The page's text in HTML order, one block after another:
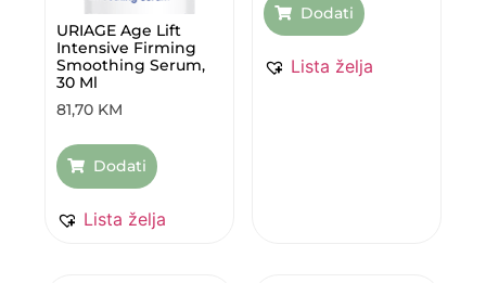
URIAGE Age Lift
Intensive Firming
Smoothing Serum,
30 Ml
81,70 KM
Dodati
Lista želja
Dodati
Lista želja